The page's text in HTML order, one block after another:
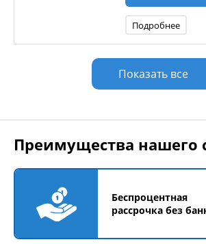
Подробнее
Показать все
Преимущества нашего
Беспроцентная
рассрочка без